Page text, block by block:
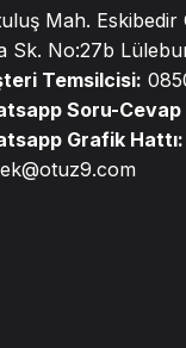
Mah. Eskibedir
Sk. No:27b
Temsilcisi:
Soru-Cevap
Grafik Hattı: